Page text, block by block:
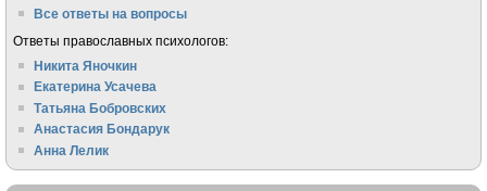
Все ответы на вопросы
Ответы православных психологов:
Никита Яночкин
Екатерина Усачева
Татьяна Бобровских
Анастасия Бондарук
Анна Лелик